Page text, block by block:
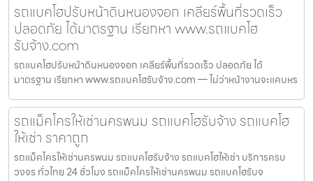
รถแบคโฮปรับหน้าดินหนองจอก เคลียร์พื้นที่รวดเร็ว
ปลอดภัย ได้มาตรฐาน เรียกหา www.รถแบคโฮ
รับจ้าง.com
รถแบคโฮปรับหน้าดินหนองจอก เคลียร์พื้นที่รวดเร็ว ปลอดภัย ได้
มาตรฐาน เรียกหา www.รถแบคโฮรับจ้าง.com — ไม่ว่าหน้างานจะแคบหร
รถแม็คโครให้เช่านครพนม รถแบคโฮรับจ้าง รถแบคโฮ
ให้เช่า ราคาถูก
รถแม็คโครให้เช่านครพนม รถแบคโฮรับจ้าง รถแบคโฮให้เช่า บริการครบ
วงจร ทั่วไทย 24 ชั่วโมง รถแม็คโครให้เช่านครพนม รถแบคโฮรับจ